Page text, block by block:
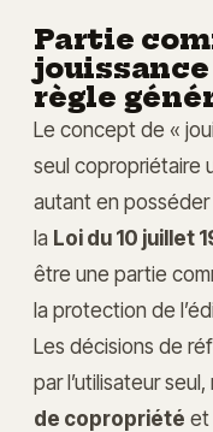
Partie
règle
Le concept de «
seul copropriétaire
autant en posséder
la Loi du 10 juillet
être une partie
la protection de
Les décisions de
par l’utilisateur
de copropriété et